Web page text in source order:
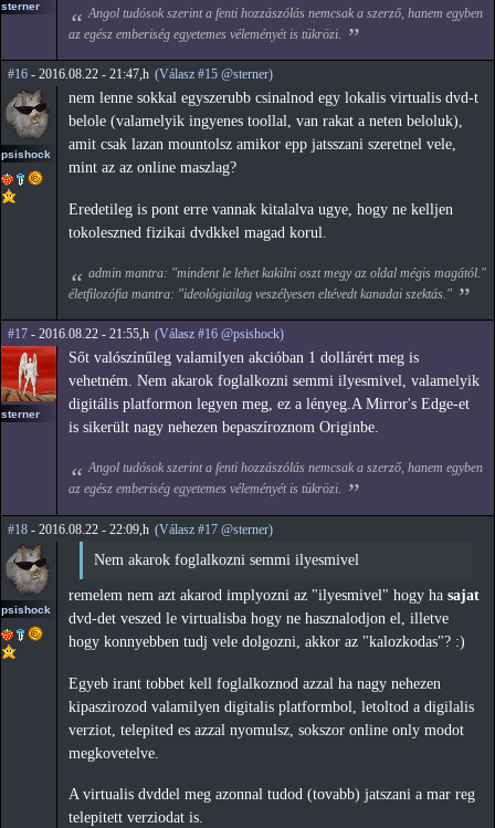
sterner
Angol tudósok szerint a fenti hozzászólás nemcsak a szerző, hanem egyben
az egész emberiség egyetemes véleményét is tükrözi.
#16 - 2016.08.22 - 21:47,h (Válasz #15 @sterner)
psishock
nem lenne sokkal egyszerubb csinalnod egy lokalis virtualis dvd-t
belole (valamelyik ingyenes toollal, van rakat a neten beloluk),
amit csak lazan mountolsz amikor epp jatsszani szeretnel vele,
mint az az online maszlag?
Eredetileg is pont erre vannak kitalalva ugye, hogy ne kelljen
tokoleszned fizikai dvdkkel magad korul.
admin mantra: "mindent le lehet kakilni oszt megy az oldal mégis magától."
életfilozófia mantra: "ideológiailag veszélyesen eltévedt kanadai szektás."
#17 - 2016.08.22 - 21:55,h (Válasz #16 @psishock)
sterner
Sőt valószínűleg valamilyen akcióban 1 dollárért meg is
vehetném. Nem akarok foglalkozni semmi ilyesmivel, valamelyik
digitális platformon legyen meg, ez a lényeg.A Mirror's Edge-et
is sikerült nagy nehezen bepaszíroznom Originbe.
Angol tudósok szerint a fenti hozzászólás nemcsak a szerző, hanem egyben
az egész emberiség egyetemes véleményét is tükrözi.
#18 - 2016.08.22 - 22:09,h (Válasz #17 @sterner)
psishock
Nem akarok foglalkozni semmi ilyesmivel
remelem nem azt akarod implyozni az "ilyesmivel" hogy ha sajat
dvd-det veszed le virtualisba hogy ne hasznalodjon el, illetve
hogy konnyebben tudj vele dolgozni, akkor az "kalozkodas"? :)
Egyeb irant tobbet kell foglalkoznod azzal ha nagy nehezen
kipaszirozod valamilyen digitalis platformbol, letoltod a digilalis
verziot, telepited es azzal nyomulsz, sokszor online only modot
megkovetelve.
A virtualis dvddel meg azonnal tudod (tovabb) jatszani a mar reg
telepitett verziodat is.